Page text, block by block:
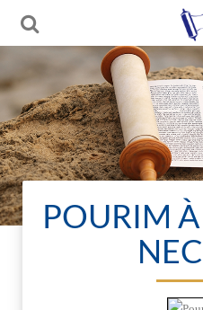
POURIM À